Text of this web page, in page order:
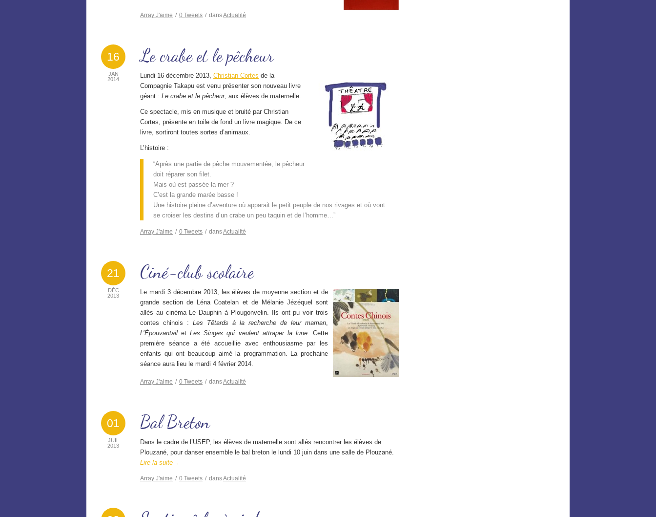
Array J'aime / 0 Tweets / dansActualité
16
JAN
2014
Le crabe et le pêcheur
Lundi 16 décembre 2013, Christian Cortes de la
Compagnie Takapu est venu présenter son nouveau livre
géant : Le crabe et le pêcheur, aux élèves de maternelle.
Ce spectacle, mis en musique et bruité par Christian
Cortes, présente en toile de fond un livre magique. De ce
livre, sortiront toutes sortes d’animaux.
L’histoire :
“Après une partie de pêche mouvementée, le pêcheur
doit réparer son filet.
Mais où est passée la mer ?
C’est la grande marée basse !
Une histoire pleine d’aventure où apparait le petit peuple de nos rivages et où vont
se croiser les destins d’un crabe un peu taquin et de l’homme…”
Array J'aime / 0 Tweets / dansActualité
21
DÉC
2013
Ciné-club scolaire
Le mardi 3 décembre 2013, les élèves de moyenne section et de
grande section de Léna Coatelan et de Mélanie Jézéquel sont
allés au cinéma Le Dauphin à Plougonvelin. Ils ont pu voir trois
contes chinois : Les Têtards à la recherche de leur maman
L’Épouvantail etLes Singes qui veulent attraper la lune. Cette
première séance a été accueillie avec enthousiasme par les
enfants qui ont beaucoup aimé la programmation. La prochaine
séance aura lieu le mardi 4 février 2014.
Array J'aime / 0 Tweets / dansActualité
01
JUIL
2013
Bal Breton
Dans le cadre de l’USEP, les élèves de maternelle sont allés rencontrer les élèves de
Plouzané, pour danser ensemble le bal breton le lundi 10 juin dans une salle de Plouzané.
Lire la suite →
Array J'aime / 0 Tweets / dansActualité